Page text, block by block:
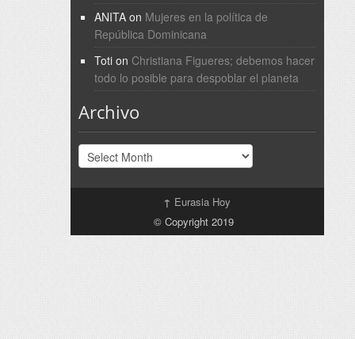
ANITAon Mujeres en la política de
República Dominicana
Totion Christiana Figueres; debemos hacer
todo lo posible para despoblar el planeta
Archivo
Archivo
↑ Eurasia Hoy
© Copyright 2019